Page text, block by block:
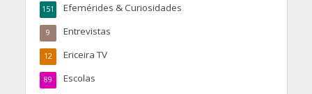
Efemérides & Curiosidades
151
Entrevistas
9
Ericeira TV
12
Escolas
89